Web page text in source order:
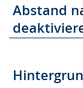
Abstand